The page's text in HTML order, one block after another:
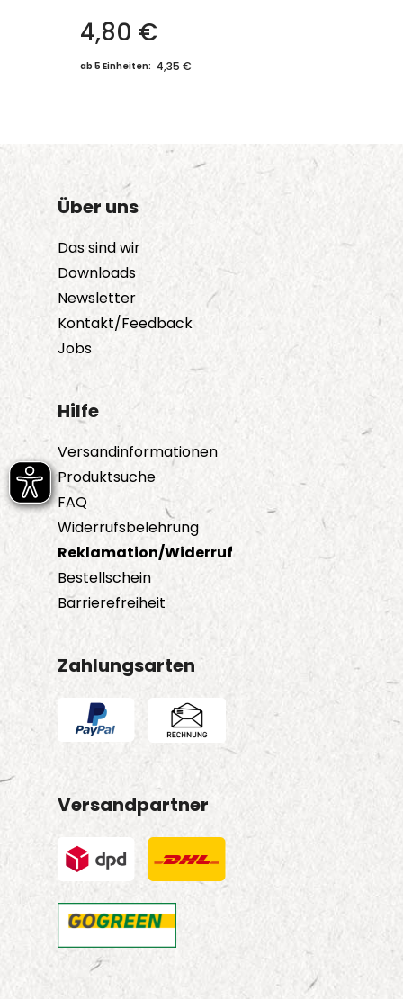
4,80 €
ab 5 Einheiten: 4,35 €
Über uns
Das sind wir
Downloads
Newsletter
Kontakt/Feedback
Jobs
Hilfe
Versandinformationen
Produktsuche
FAQ
Widerrufsbelehrung
Reklamation/Widerruf
Bestellschein
Barrierefreiheit
Zahlungsarten
Versandpartner